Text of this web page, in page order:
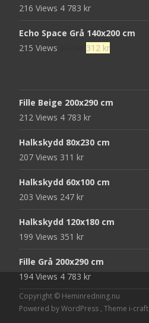
216 Views 4 783 kr
Echo Space Grå 140x200 cm
215 Views
Det
952 kr.
312 krDet
312 kr.
Fille Beige 200x290 cm
212 Views 4 783 kr
Halkskydd 80x230 cm
207 Views 311 kr
Halkskydd 60x100 cm
203 Views 247 kr
Halkskydd 120x180 cm
199 Views 351 kr
Fille Grå 200x290 cm
194 Views 4 783 kr
Copyright © Heminredning.nu
Powered by WordPress , Theme i-craft